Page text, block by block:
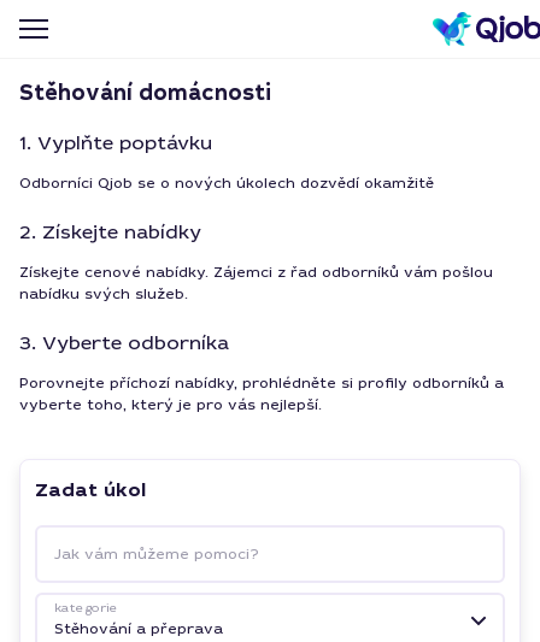
Stěhování domácnosti
1. Vyplňte poptávku
Odborníci Qjob se o nových úkolech dozvědí okamžitě
2. Získejte nabídky
Získejte cenové nabídky. Zájemci z řad odborníků vám pošlou
nabídku svých služeb.
3. Vyberte odborníka
Porovnejte příchozí nabídky, prohlédněte si profily odborníků a
vyberte toho, který je pro vás nejlepší.
Zadat úkol
Jak vám můžeme pomoci?
kategorie
Stěhování a přeprava